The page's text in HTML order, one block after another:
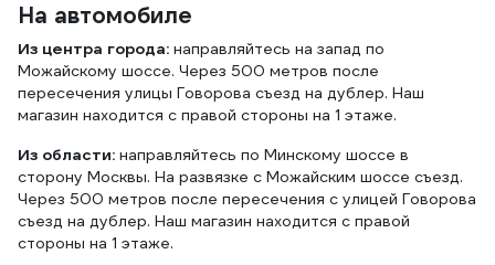
На автомобиле
Из центра города: направляйтесь на запад по
Можайскому шоссе. Через 500 метров после
пересечения улицы Говорова съезд на дублер. Наш
магазин находится с правой стороны на 1 этаже.
Из области: направляйтесь по Минскому шоссе в
сторону Москвы. На развязке с Можайским шоссе съезд.
Через 500 метров после пересечения с улицей Говорова
съезд на дублер. Наш магазин находится с правой
стороны на 1 этаже.